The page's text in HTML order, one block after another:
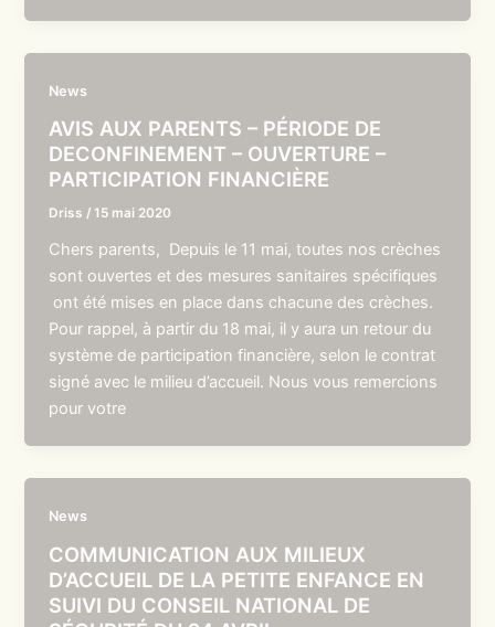
News
AVIS AUX PARENTS – PÉRIODE DE
DECONFINEMENT – OUVERTURE –
PARTICIPATION FINANCIÈRE
Driss /15 mai 2020
Chers parents, Depuis le 11 mai, toutes nos crèches
sont ouvertes et des mesures sanitaires spécifiques
ont été mises en place dans chacune des crèches.
Pour rappel, à partir du 18 mai, il y aura un retour du
système de participation financière, selon le contrat
signé avec le milieu d’accueil. Nous vous remercions
pour votre
News
COMMUNICATION AUX MILIEUX
D’ACCUEIL DE LA PETITE ENFANCE EN
SUIVI DU CONSEIL NATIONAL DE